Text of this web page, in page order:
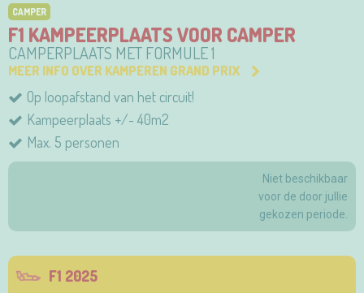
CAMPER
F1 KAMPEERPLAATS VOOR CAMPER
CAMPERPLAATS MET FORMULE 1
MEER INFO OVER KAMPEREN GRAND PRIX
Op loopafstand van het circuit!
Kampeerplaats +/- 40m2
Max. 5 personen
Niet beschikbaar
voor de door jullie
gekozen periode.
F1 2025